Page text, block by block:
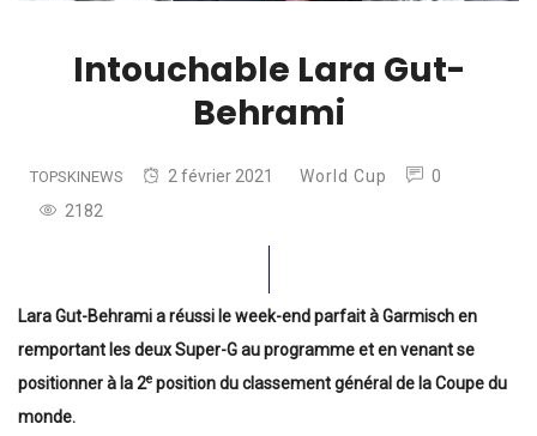
Intouchable Lara Gut-
Behrami
TOPSKINEWS 2 février 2021 World Cup
0
2182
Lara Gut-Behrami a réussi le week-end parfait à Garmisch en
remportant les deux Super-G au programme et en venant se
positionner à la 2e position du classement général de la Coupe du
monde.